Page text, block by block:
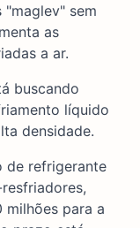
sem
as
a ar.
buscando
líquido
densidade.
de refrigerante
milhões para a